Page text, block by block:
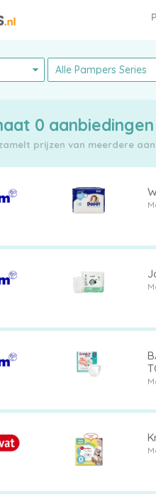
0 aanbiedingen
prijzen van meerdere